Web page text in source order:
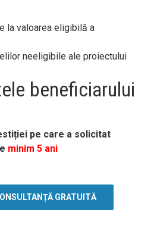
la valoarea eligibilă a
neeligibile ale proiectului
beneficiarului
pe care a solicitat
minim 5 ani
GRATUITĂ